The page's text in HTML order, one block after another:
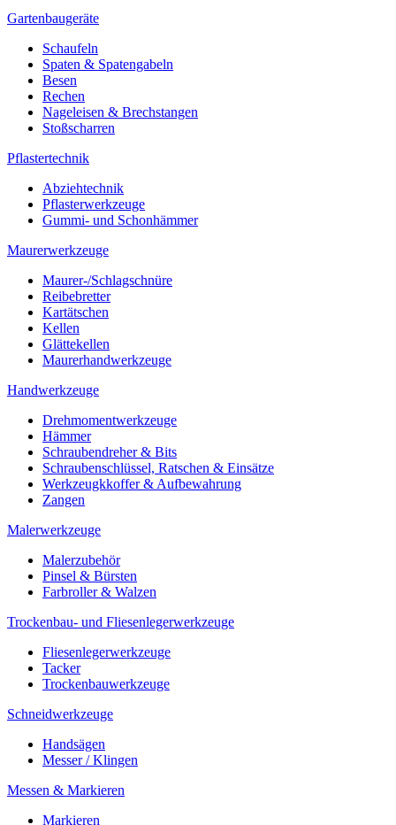
Gartenbaugeräte
Schaufeln
Spaten & Spatengabeln
Besen
Rechen
Nageleisen & Brechstangen
Stoßscharren
Pflastertechnik
Abziehtechnik
Pflasterwerkzeuge
Gummi- und Schonhämmer
Maurerwerkzeuge
Maurer-/Schlagschnüre
Reibebretter
Kartätschen
Kellen
Glättekellen
Maurerhandwerkzeuge
Handwerkzeuge
Drehmomentwerkzeuge
Hämmer
Schraubendreher & Bits
Schraubenschlüssel, Ratschen & Einsätze
Werkzeugkkoffer & Aufbewahrung
Zangen
Malerwerkzeuge
Malerzubehör
Pinsel & Bürsten
Farbroller & Walzen
Trockenbau- und Fliesenlegerwerkzeuge
Fliesenlegerwerkzeuge
Tacker
Trockenbauwerkzeuge
Schneidwerkzeuge
Handsägen
Messer / Klingen
Messen & Markieren
Markieren